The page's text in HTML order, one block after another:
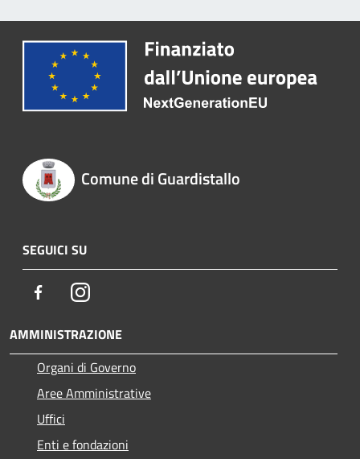
Comune di Guardistallo
SEGUICI SU
FacebookInstagram
AMMINISTRAZIONE
Organi di Governo
Aree Amministrative
Uffici
Enti e fondazioni